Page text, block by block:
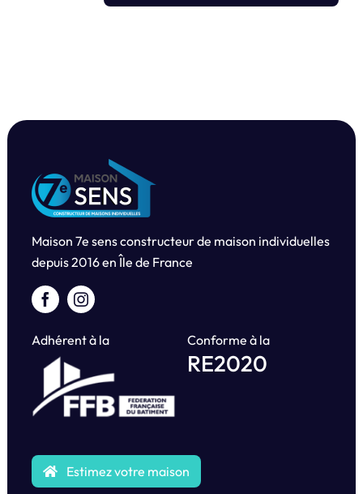
Maison 7e sens constructeur de maison individuelles
depuis2016 en Île de France
Adhérent à la Conforme à la
RE2020
Estimez votre maison